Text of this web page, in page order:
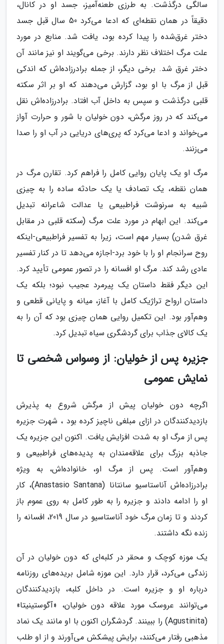
سالگی درگذشت. به طرزی طعنه‌آمیز، جسد او در کانال،
دقیقاً در همان نقطه‌ای که ادعا می‌کرد 50 سال قبل جسد
دختر غرق‌شده را پیدا کرده بود، یافت شد. منابع در مورد
علت مرگ اختلاف نظر دارند. برخی می‌گویند او نیز مانند آن
دختر غرق شد. برخی دیگر، از جمله برادرزاده‌اش که اندکی
قبل از مرگ با او بود، گزارش می‌دهند که او بر اثر سکته
قلبی درگذشت و سپس به داخل آب افتاد. برادرزاده‌اش نقل
می‌کند که در روز مرگش، دون خولیان با شور و حرارت آواز
می‌خواند و ادعا می‌کرد که پری‌های دریایی در آب او را صدا
می‌زنند.
مرگ او یک پایان روایی کامل را فراهم کرد. تقارن مرگ در
همان نقطه، یک تصادف یا یک حادثه ساده را به چیزی
شبیه به سرنوشت فراطبیعی یا عدالت شاعرانه تبدیل
می‌کند. این ابهام در مورد علت مرگ (سکته قلبی در مقابل
غرق شدن) بسیار مهم است، زیرا به تفسیر فراطبیعی-اینکه
روح سرانجام او را با خود برد-اجازه می‌دهد تا در کنار تفسیر
عادی رشد کند. مرگ او افسانه را در تصور عمومی تأیید کرد.
این دیگر فقط داستان یک پیرمرد عجیب نبود؛ بلکه یک
داستان ارواح تراژیک کامل با آغاز، میانه و پایانی قطعی و
وهم‌آور بود. این تکمیل روایی همان چیزی بود که آن را به
یک کالای جذاب برای گردشگری سیاه تبدیل کرد.
جزیره پس از خولیان: از وسواس شخصی تا
نمایش عمومی
اگرچه دون خولیان پیش از مرگش شروع به پذیرش
بازدیدکنندگان در ازای مبلغی ناچیز کرده بود ، شهرت جزیره
پس از مرگ او به شدت افزایش یافت. اکنون این جزیره یک
جاذبه بزرگ برای علاقه‌مندان به پدیده‌های فراطبیعی و
وهم‌آور است. پس از مرگ او، خانواده‌اش، به ویژه
برادرزاده‌اش آناستاسیو سانتانا (Anastasio Santana)، کار
او را ادامه دادند و جزیره را به طور کامل به روی عموم باز
کردند و تا زمان مرگ خود آناستاسیو در سال 2019، افسانه را
زنده نگه داشتند.
یک موزه کوچک و محقر در کلبه‌ای که دون خولیان در آن
زندگی می‌کرد، قرار دارد. این موزه شامل بریده‌های روزنامه
درباره او و جزیره است. در داخل کلبه، بازدیدکنندگان
می‌توانند عروسک مورد علاقه دون خولیان، «آگوستینیتا»
(Agustinita) را ببینند. گردشگران اکنون با او مانند یک نماد
مذهبی رفتار می‌کنند، برایش پیشکش می‌آورند و از او طلب